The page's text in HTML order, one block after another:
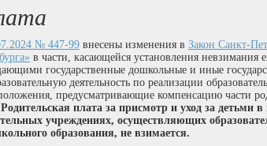
№ 447-99 внесены изменения в Закон Санкт-
в части, касающейся установления невзимания
государственные дошкольные и иные
деятельность по реализации
предусматривающие компенсацию части
Родительская плата за присмотр и уход за детьми
учреждениях, осуществляющих
образования, не взимается.